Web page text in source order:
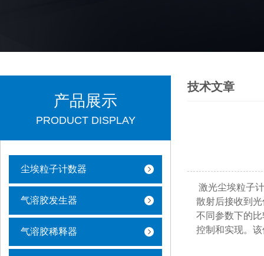
产品展示
PRODUCT DISPLAY
尘埃粒子计数器
气溶胶发生器
气溶胶稀释器
技术文章
激光尘埃粒子
散射后接收到
不同参数下的
控制和实现。